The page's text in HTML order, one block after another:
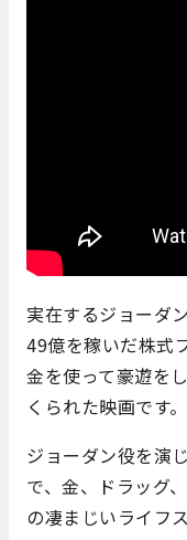
実在するジョーダ
49億を稼いだ株式
金を使って豪遊を
くられた映画です。
ジョーダン役を演
で、金、ドラッグ
の凄まじいライフ